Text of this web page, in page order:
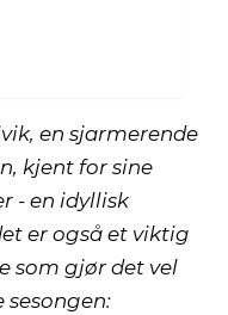
en sjarmerende
kjent for sine
- en idyllisk
er også et viktig
som gjør det vel
sesongen: